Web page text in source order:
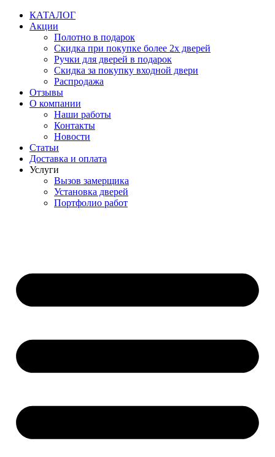
Перейти
содержимому
КАТАЛОГ
Акции
Полотно в подарок
Скидка при покупке более 2х дверей
Ручки для дверей в подарок
Скидка за покупку входной двери
Распродажа
Отзывы
О компании
Наши работы
Контакты
Новости
Статьи
Доставка и оплата
Услуги
Вызов замерщика
Установка дверей
Портфолио работ